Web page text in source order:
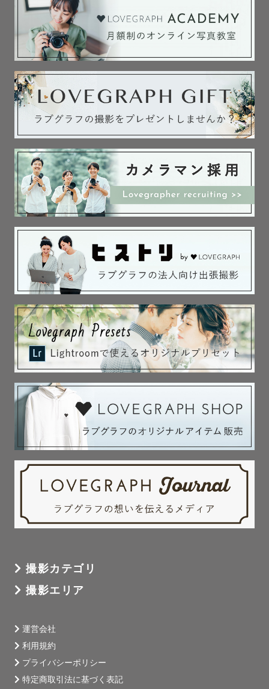
切に終わりのない絆を深めていけるカメラマンでありたい
と想っております♡
𓈒 𓏸 𓐍  𓂃 𓈒𓏸 𓂃◌𓈒𓐍 𓈒 𓈒 𓏸 𓐍  𓂃 𓈒𓏸 𓂃◌𓈒𓐍 𓈒 𓈒
ー撮影可能エリアー
茨城県南、千葉東葛エリアを中心に活動しておりますが、
全国出張も可能です✈️
※交通費が3000円を超過する場合のみ別途交通費をいただ
くことになります※
皆様に安心して当日を迎えていただけるように、丁寧なヒ
アリングを心がけております🎀
少しでもご興味お持ちいただきましたらお気軽にお問い合
わせください💌
皆様にお会いできることを楽しみにしています🦢
撮影カテゴリ
撮影エリア
運営会社
利用規約
プライバシーポリシー
特定商取引法に基づく表記